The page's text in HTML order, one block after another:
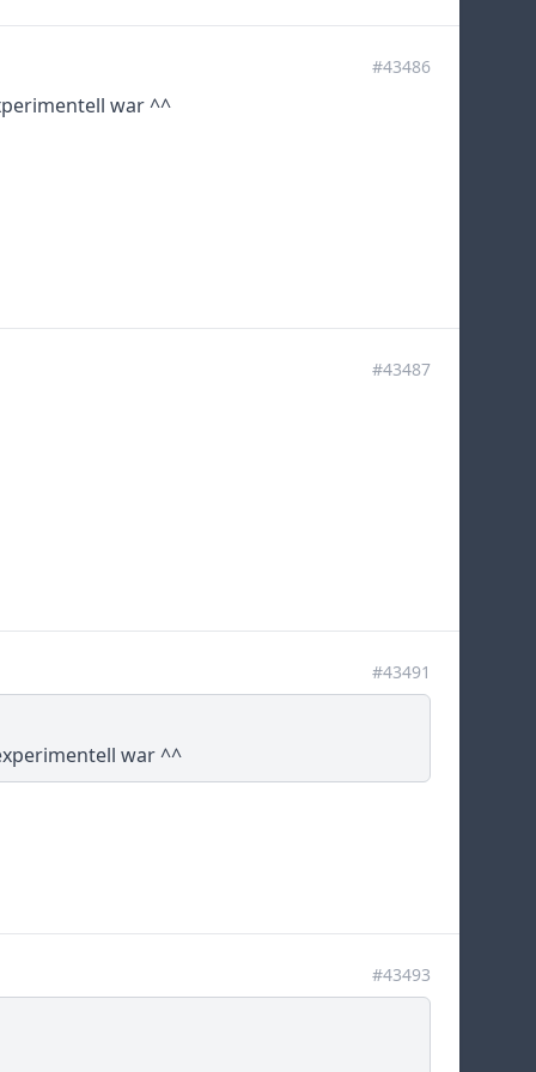
#43486
war ^^
#43487
#43491
war ^^
#43493